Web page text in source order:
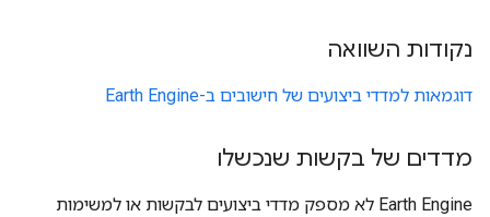
נקודות השוואה
דוגמאות למדדי ביצועים של חישובים ב-Earth Engine
מדדים של בקשות שנכשלו
‫Earth Engine לא מספק מדדי ביצועים לבקשות או למשימות